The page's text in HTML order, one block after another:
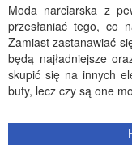
Moda narciarska z
przesłaniać tego, co
Zamiast zastanawiać
będą najładniejsze
skupić się na innych
buty, lecz czy są one